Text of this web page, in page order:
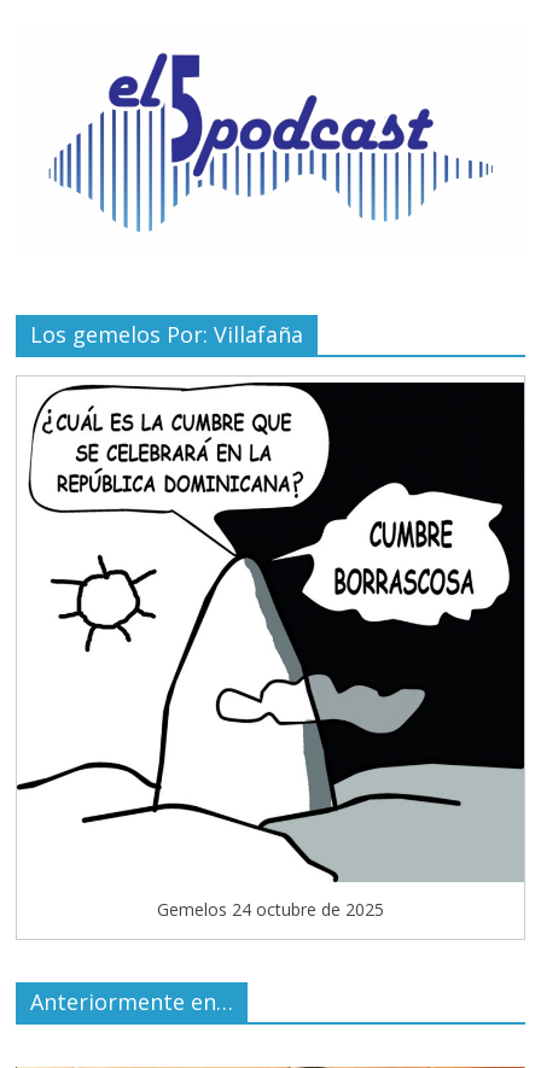
Los gemelos Por: Villafaña
Gemelos 24 octubre de 2025
Anteriormente en…